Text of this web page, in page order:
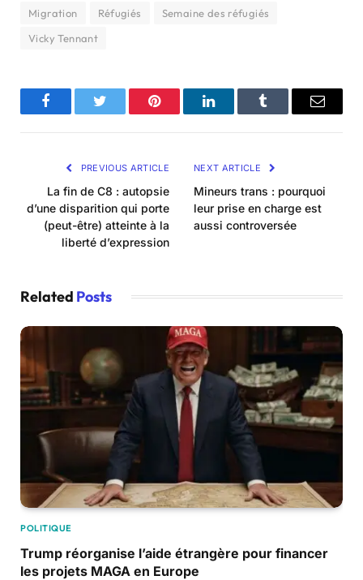
Migration Réfugiés
Semaine des réfugiés
Vicky Tennant
FacebookTwitter Pinterest LinkedInTumblr Email
PREVIOUS ARTICLE
La fin de C8 : autopsie
d’une disparition qui porte
(peut-être) atteinte à la
liberté d’expression
NEXT ARTICLE
Mineurs trans : pourquoi
leur prise en charge est
aussi controversée
Related Posts
POLITIQUE
Trump réorganise l’aide étrangère pour financer
les projets MAGA en Europe